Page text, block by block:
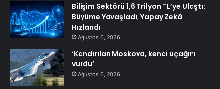
Bilişim Sektörü 1,6 Trilyon TL’ye Ulaştı:
Büyüme Yavaşladı, Yapay Zekâ
Hızlandı
Ağustos 6, 2026
‘Kandırılan Moskova, kendi uçağını
vurdu’
Ağustos 6, 2026